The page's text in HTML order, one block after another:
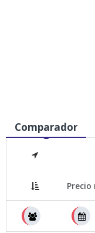
Comparador